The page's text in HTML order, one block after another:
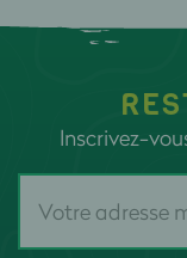
Inscrivez-